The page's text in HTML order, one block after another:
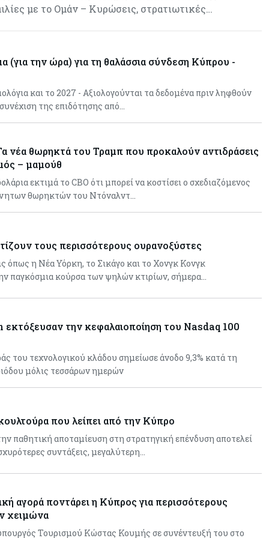
αφήνουν τις αγορές να «παίξουν
μπάλα»
με το Ομάν – Κυρώσεις, στρατιωτικές…
(για την ώρα) για τη θαλάσσια σύνδεση Κύπρου -
και το 2027 - Αξιολογούνται τα δεδομένα πριν ληφθούν
της επιδότησης από…
νέα θωρηκτά του Τραμπ που προκαλούν αντιδράσεις
– μαμούθ
εκτιμά το CBO ότι μπορεί να κοστίσει ο σχεδιαζόμενος
θωρηκτών του Ντόναλντ…
τους περισσότερους ουρανοξύστες
όπως η Νέα Υόρκη, το Σικάγο και το Χονγκ Κονγκ
παγκόσμια κούρσα των ψηλών κτιρίων, σήμερα…
την κεφαλαιοποίηση του Nasdaq 100
του τεχνολογικού κλάδου σημείωσε άνοδο 9,3% κατά τη
μόλις τεσσάρων ημερών
που λείπει από την Κύπρο
παθητική αποταμίευση στη στρατηγική επένδυση αποτελεί
συντάξεις, μεγαλύτερη…
αγορά ποντάρει η Κύπρος για περισσότερους
χειμώνα
Τουρισμού Κώστας Κουμής σε συνέντευξή του στο